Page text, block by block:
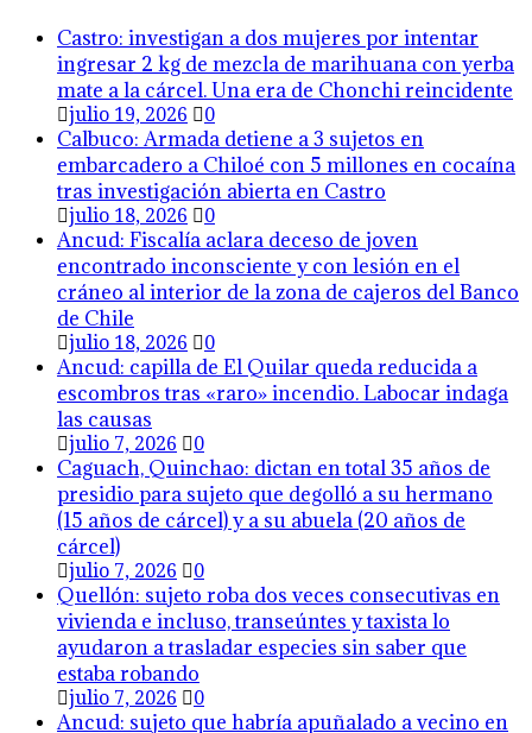
Castro: investigan a dos mujeres por intentar
ingresar 2 kg de mezcla de marihuana con yerba
mate a la cárcel. Una era de Chonchi reincidente
julio 19, 2026 0
Calbuco: Armada detiene a 3 sujetos en
embarcadero a Chiloé con 5 millones en cocaína
tras investigación abierta en Castro
julio 18, 2026 0
Ancud: Fiscalía aclara deceso de joven
encontrado inconsciente y con lesión en el
cráneo al interior de la zona de cajeros del Banco
de Chile
julio 18, 2026 0
Ancud: capilla de El Quilar queda reducida a
escombros tras «raro» incendio. Labocar indaga
las causas
julio 7, 2026 0
Caguach, Quinchao: dictan en total 35 años de
presidio para sujeto que degolló a su hermano
(15 años de cárcel) y a su abuela (20 años de
cárcel)
julio 7, 2026 0
Quellón: sujeto roba dos veces consecutivas en
vivienda e incluso, transeúntes y taxista lo
ayudaron a trasladar especies sin saber que
estaba robando
julio 7, 2026 0
Ancud: sujeto que habría apuñalado a vecino en